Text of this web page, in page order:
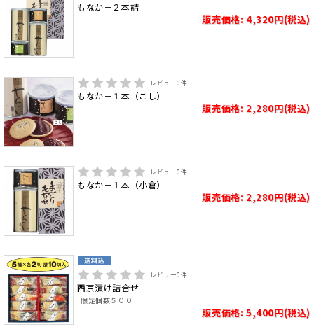
もなか－２本詰
販売価格: 4,320円(税込)
レビュー0件
もなか－１本（こし）
販売価格: 2,280円(税込)
レビュー0件
もなか－１本（小倉）
販売価格: 2,280円(税込)
レビュー0件
西京漬け詰合せ
限定個数５００
販売価格: 5,400円(税込)